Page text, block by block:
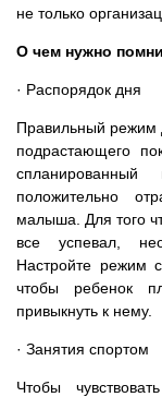
не только
О чем нужно
· Распорядок дня
Правильный режим
подрастающего
положительно
малыша. Для того
все успевал,
Настройте режим
чтобы ребенок
привыкнуть к нему.
· Занятия спортом
Чтобы